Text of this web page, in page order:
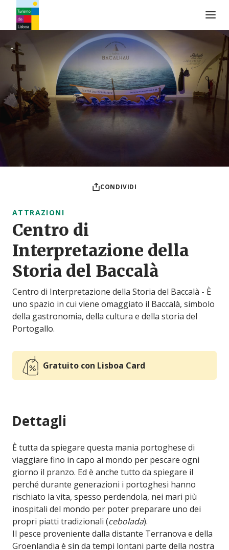
Logo di Turismo de Lisboa
CONDIVIDI
ATTRAZIONI
Centro di
Interpretazione della
Storia del Baccalà
Centro di Interpretazione della Storia del Baccalà - È
uno spazio in cui viene omaggiato il Baccalà, simbolo
della gastronomia, della cultura e della storia del
Portogallo.
Gratuito con Lisboa Card
Dettagli
È tutta da spiegare questa mania portoghese di
viaggiare fino in capo al mondo per pescare ogni
giorno il pranzo. Ed è anche tutto da spiegare il
perché durante generazioni i portoghesi hanno
rischiato la vita, spesso perdendola, nei mari più
inospitali del mondo per poter preparare uno dei
propri piatti tradizionali (cebolada).
Il pesce proveniente dalla distante Terranova e della
Groenlandia è sin da tempi lontani parte della nostra